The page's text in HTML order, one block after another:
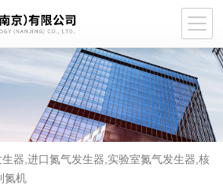
器,进口氮气发生器,实验室氮气发生器,核
氮机